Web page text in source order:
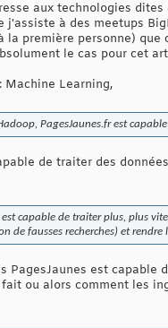
aux technologies
j'assiste à des meetups
la première personne)
le cas pour cet
Machine Learning,
PagesJaunes.fr est
de traiter des
capable de traiter plus, plus
de fausses recherches) et
PagesJaunes est
ou alors comment les